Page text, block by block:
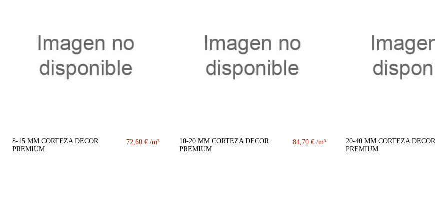
8-15 MM CORTEZA DECOR
PREMIUM
72,60 €
10-20 MM CORTEZA DECOR
PREMIUM
84,70 €
20-40 MM CORTEZA DECOR
PREMIUM